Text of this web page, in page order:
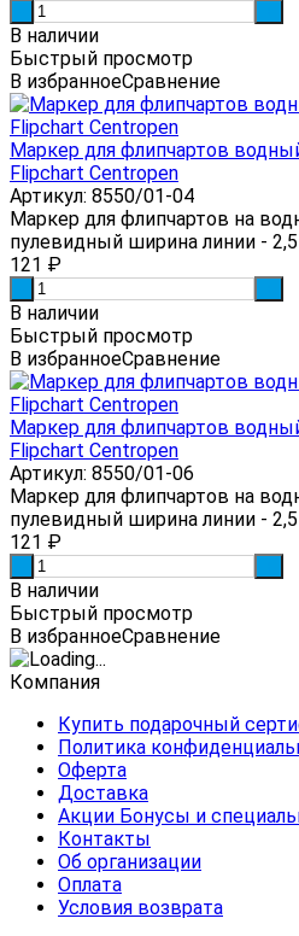
В наличии
Быстрый просмотр
В избранноеСравнение
Маркер для флипчартов
Flipchart Centropen
Артикул: 8550/01-04
Маркер для флипчартов на
пулевидный ширина линии -
121 ₽
В наличии
Быстрый просмотр
В избранноеСравнение
Маркер для флипчартов
Flipchart Centropen
Артикул: 8550/01-06
Маркер для флипчартов на
пулевидный ширина линии -
121 ₽
В наличии
Быстрый просмотр
В избранноеСравнение
Компания
Купить подарочный
Политика
Оферта
Доставка
Акции Бонусы и
Контакты
Об организации
Оплата
Условия возврата